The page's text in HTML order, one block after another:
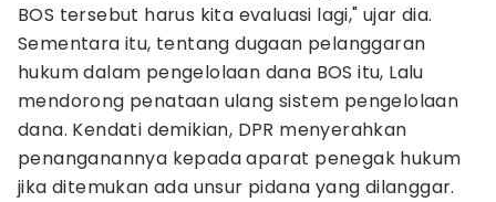
BOS tersebut harus kita evaluasi lagi," ujar dia.
Sementara itu, tentang dugaan pelanggaran
hukum dalam pengelolaan dana BOS itu, Lalu
mendorong penataan ulang sistem pengelolaan
dana. Kendati demikian, DPR menyerahkan
penanganannya kepada aparat penegak hukum
jika ditemukan ada unsur pidana yang dilanggar.